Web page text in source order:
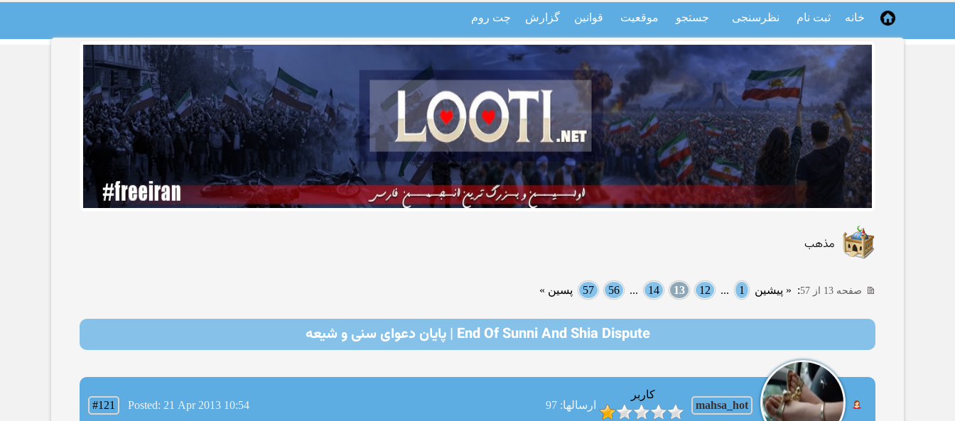
خانه ثبت نام نظرسنجی جستجو موقعیت قوانین گزارش چت روم
مذهب
صفحه 13 از 57 : « پیشین 1
...
12
13
14
...
56
57 پسین »
End Of Sunni And Shia Dispute | پایان دعوای سنی و شیعه
mahsa_hot
کاربر
ارسالها: 97
#121 Posted: 21 Apr 2013 10:54